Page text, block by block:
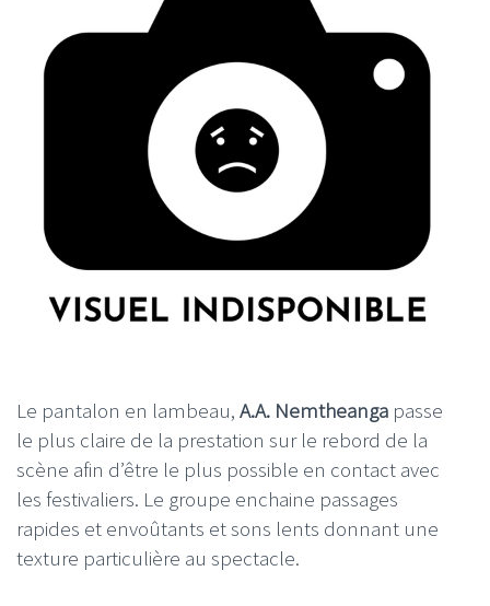
Le pantalon en lambeau, A.A. Nemtheanga passe
le plus claire de la prestation sur le rebord de la
scène afin d’être le plus possible en contact avec
les festivaliers. Le groupe enchaine passages
rapides et envoûtants et sons lents donnant une
texture particulière au spectacle.